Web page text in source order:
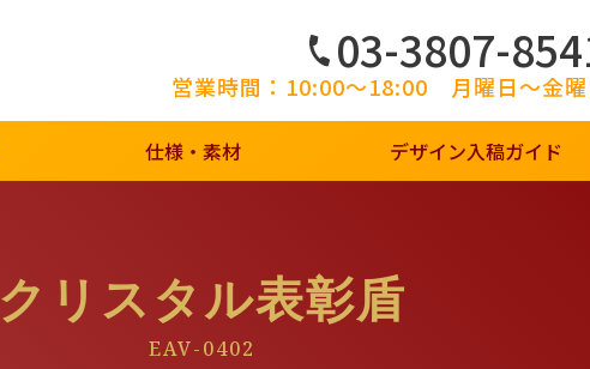
03-3807-
営業時間：10:00～18:00 月曜日～金
仕様・素材 デザイン入稿ガイド
クリスタル表彰盾
EAV-0402